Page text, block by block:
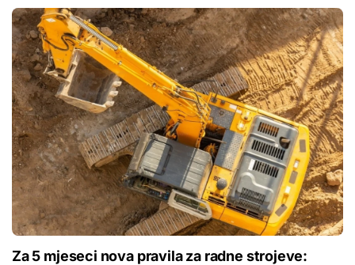
Za 5 mjeseci nova pravila za radne strojeve: